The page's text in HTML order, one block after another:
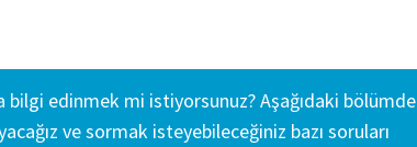
bilgi edinmek mi istiyorsunuz? Aşağıdaki bölümde
ve sormak isteyebileceğiniz bazı soruları